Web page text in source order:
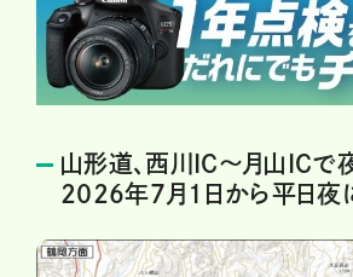
山形道、西川IC～月山ICで
2026年7月1日から平日夜